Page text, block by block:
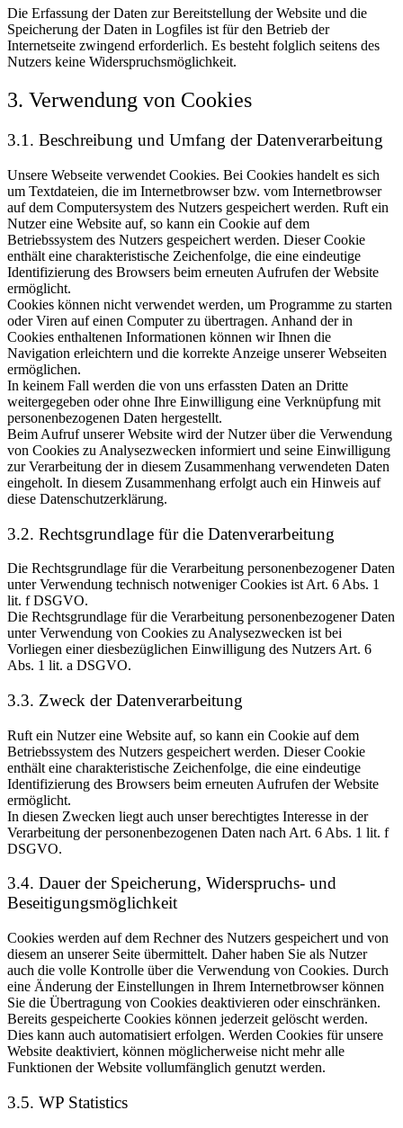
Die Erfassung der Daten zur Bereitstellung der Website und die
Speicherung der Daten in Logfiles ist für den Betrieb der
Internetseite zwingend erforderlich. Es besteht folglich seitens des
Nutzers keine Widerspruchsmöglichkeit.
3. Verwendung von Cookies
3.1. Beschreibung und Umfang der Datenverarbeitung
Unsere Webseite verwendet Cookies. Bei Cookies handelt es sich
um Textdateien, die im Internetbrowser bzw. vom Internetbrowser
auf dem Computersystem des Nutzers gespeichert werden. Ruft ein
Nutzer eine Website auf, so kann ein Cookie auf dem
Betriebssystem des Nutzers gespeichert werden. Dieser Cookie
enthält eine charakteristische Zeichenfolge, die eine eindeutige
Identifizierung des Browsers beim erneuten Aufrufen der Website
ermöglicht.
Cookies können nicht verwendet werden, um Programme zu starten
oder Viren auf einen Computer zu übertragen. Anhand der in
Cookies enthaltenen Informationen können wir Ihnen die
Navigation erleichtern und die korrekte Anzeige unserer Webseiten
ermöglichen.
In keinem Fall werden die von uns erfassten Daten an Dritte
weitergegeben oder ohne Ihre Einwilligung eine Verknüpfung mit
personenbezogenen Daten hergestellt.
Beim Aufruf unserer Website wird der Nutzer über die Verwendung
von Cookies zu Analysezwecken informiert und seine Einwilligung
zur Verarbeitung der in diesem Zusammenhang verwendeten Daten
eingeholt. In diesem Zusammenhang erfolgt auch ein Hinweis auf
diese Datenschutzerklärung.
3.2. Rechtsgrundlage für die Datenverarbeitung
Die Rechtsgrundlage für die Verarbeitung personenbezogener Daten
unter Verwendung technisch notweniger Cookies ist Art. 6 Abs. 1
lit. f DSGVO.
Die Rechtsgrundlage für die Verarbeitung personenbezogener Daten
unter Verwendung von Cookies zu Analysezwecken ist bei
Vorliegen einer diesbezüglichen Einwilligung des Nutzers Art. 6
Abs. 1 lit. a DSGVO.
3.3. Zweck der Datenverarbeitung
Ruft ein Nutzer eine Website auf, so kann ein Cookie auf dem
Betriebssystem des Nutzers gespeichert werden. Dieser Cookie
enthält eine charakteristische Zeichenfolge, die eine eindeutige
Identifizierung des Browsers beim erneuten Aufrufen der Website
ermöglicht.
In diesen Zwecken liegt auch unser berechtigtes Interesse in der
Verarbeitung der personenbezogenen Daten nach Art. 6 Abs. 1 lit. f
DSGVO.
3.4. Dauer der Speicherung, Widerspruchs- und
Beseitigungsmöglichkeit
Cookies werden auf dem Rechner des Nutzers gespeichert und von
diesem an unserer Seite übermittelt. Daher haben Sie als Nutzer
auch die volle Kontrolle über die Verwendung von Cookies. Durch
eine Änderung der Einstellungen in Ihrem Internetbrowser können
Sie die Übertragung von Cookies deaktivieren oder einschränken.
Bereits gespeicherte Cookies können jederzeit gelöscht werden.
Dies kann auch automatisiert erfolgen. Werden Cookies für unsere
Website deaktiviert, können möglicherweise nicht mehr alle
Funktionen der Website vollumfänglich genutzt werden.
3.5. WP Statistics